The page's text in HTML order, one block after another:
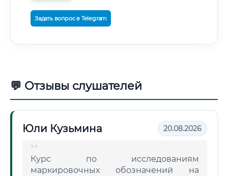
Задать вопрос в Telegram
💬 Отзывы слушателей
Юли Кузьмина 20.08.2026
Курс по исследованиям
маркировочных обозначений на